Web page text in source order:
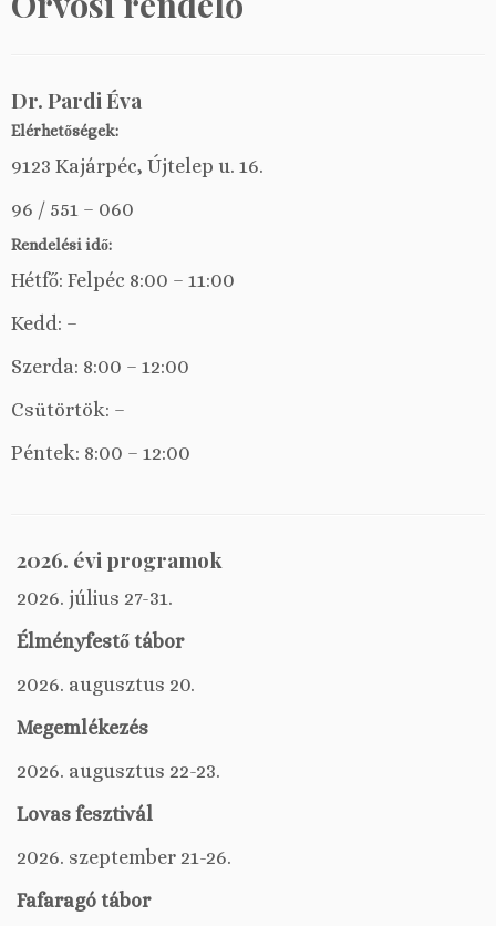
Dr. Pardi Éva
Elérhetőségek:
9123 Kajárpéc, Újtelep u. 16.
96 / 551 – 060
Rendelési idő:
Hétfő: Felpéc 8:00 – 11:00
Kedd: –
Szerda: 8:00 – 12:00
Csütörtök: –
Péntek: 8:00 – 12:00
2026. évi programok
2026. július 27-31.
Élményfestő tábor
2026. augusztus 20.
Megemlékezés
2026. augusztus 22-23.
Lovas fesztivál
2026. szeptember 21-26.
Fafaragó tábor